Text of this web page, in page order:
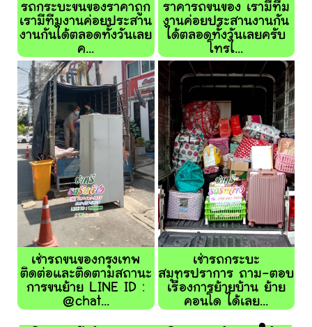
รถกระบะขนของราคาถูก
เรามีทีมงานค่อยประสาน
งานกันได้ตลอดทั้งวันเลย
ค...
ราคารถขนของ เรามีทีม
งานค่อยประสานงานกัน
ได้ตลอดทั้งวันเลยครับ
โทรไ...
เช่ารถขนของกรุงเทพ
ติดต่อและติดตามสถานะ
การขนย้าย LINE ID :
@chat...
เช่ารถกระบะ
สมุทรปราการ ถาม-ตอบ
เรื่องการย้ายบ้าน ย้าย
คอนโด ได้เลย...